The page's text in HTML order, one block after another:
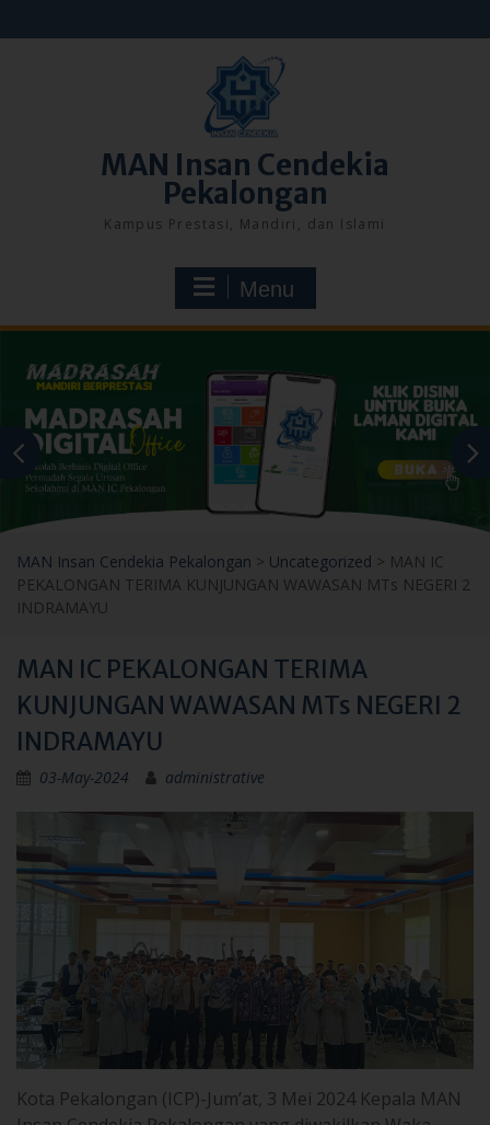
to
MAN Insan Cendekia
Pekalongan
Kampus Prestasi, Mandiri, dan Islami
Menu
MAN Insan Cendekia Pekalongan > Uncategorized > MAN IC
PEKALONGAN TERIMA KUNJUNGAN WAWASAN MTs NEGERI 2
INDRAMAYU
MAN IC PEKALONGAN TERIMA
KUNJUNGAN WAWASAN MTs NEGERI 2
INDRAMAYU
03-May-2024 administrative
Kota Pekalongan (ICP)-Jum’at, 3 Mei 2024 Kepala MAN